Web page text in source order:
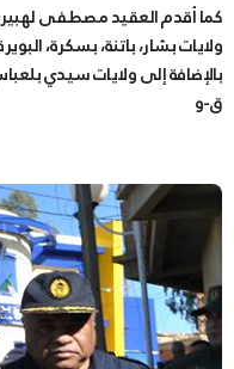
كما أقدم العقيد مصطفى لهبيري على تعيين رؤساء أمن جدد بكل من
ولايات بشار، باتنة، بسكرة،
بالإضافة إلى ولايات سيدي
ق-و